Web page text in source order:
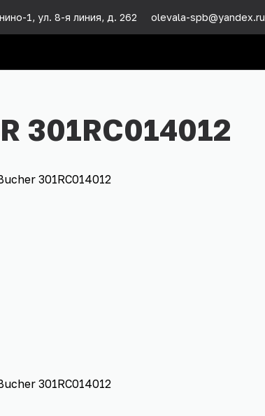
1, ул. 8-я линия, д. 262 olevala-spb@yandex.ru
301RC014012